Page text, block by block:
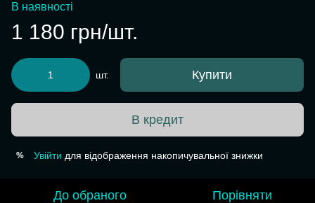
В наявності
1 180 грн/шт.
шт. Купити
В кредит
% Увійти для відображення накопичувальної знижки
До обраного Порівняти